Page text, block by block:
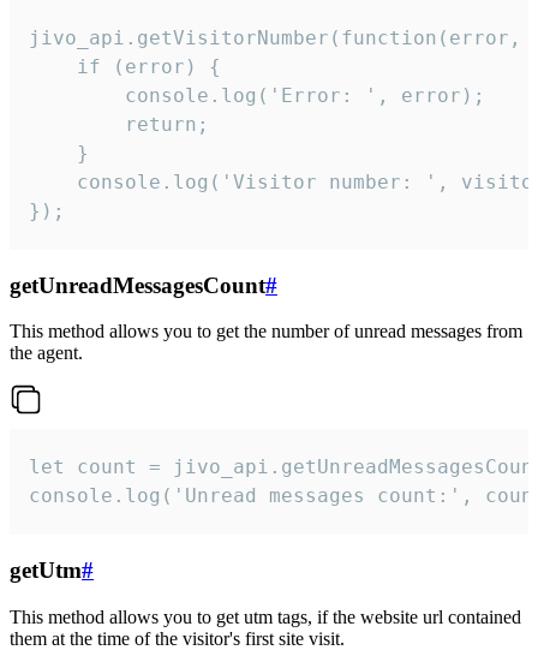
jivo_api.getVisitorNumber(function(error,
    if (error) {
        console.log('Error: ', error);
        return;
    }
console.log('Visitor number: ',
});
getUnreadMessagesCount#
This method allows you to get the number of unread messages from
the agent.
let count =
console.log('Unread messages count:',
getUtm#
This method allows you to get utm tags, if the website url contained
them at the time of the visitor's first site visit.